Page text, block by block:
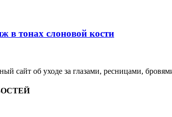
в тонах слоновой кости
сайт об уходе за глазами, ресницами,